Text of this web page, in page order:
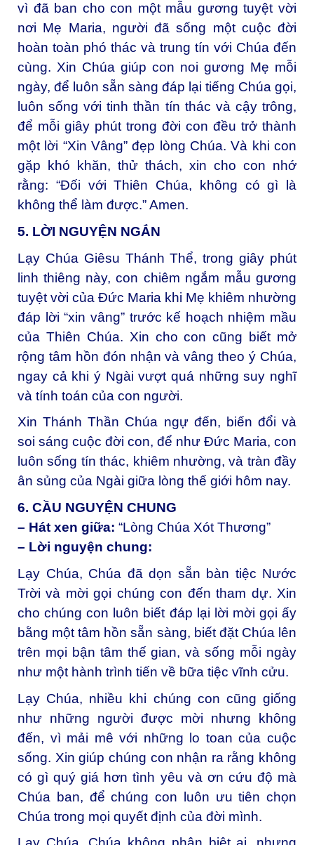
vì đã ban cho con một mẫu gương tuyệt vời
nơi Mẹ Maria, người đã sống một cuộc đời
hoàn toàn phó thác và trung tín với Chúa đến
cùng. Xin Chúa giúp con noi gương Mẹ mỗi
ngày, để luôn sẵn sàng đáp lại tiếng Chúa gọi,
luôn sống với tinh thần tín thác và cậy trông,
để mỗi giây phút trong đời con đều trở thành
một lời “Xin Vâng” đẹp lòng Chúa. Và khi con
gặp khó khăn, thử thách, xin cho con nhớ
rằng: “Đối với Thiên Chúa, không có gì là
không thể làm được.” Amen.
5. LỜI NGUYỆN NGẮN
Lạy Chúa Giêsu Thánh Thể, trong giây phút
linh thiêng này, con chiêm ngắm mẫu gương
tuyệt vời của Đức Maria khi Mẹ khiêm nhường
đáp lời “xin vâng” trước kế hoạch nhiệm mầu
của Thiên Chúa. Xin cho con cũng biết mở
rộng tâm hồn đón nhận và vâng theo ý Chúa,
ngay cả khi ý Ngài vượt quá những suy nghĩ
và tính toán của con người.
Xin Thánh Thần Chúa ngự đến, biến đổi và
soi sáng cuộc đời con, để như Đức Maria, con
luôn sống tín thác, khiêm nhường, và tràn đầy
ân sủng của Ngài giữa lòng thế giới hôm nay.
6. CẦU NGUYỆN CHUNG
– Hát xen giữa: “Lòng Chúa Xót Thương”
– Lời nguyện chung:
Lạy Chúa, Chúa đã dọn sẵn bàn tiệc Nước
Trời và mời gọi chúng con đến tham dự. Xin
cho chúng con luôn biết đáp lại lời mời gọi ấy
bằng một tâm hồn sẵn sàng, biết đặt Chúa lên
trên mọi bận tâm thế gian, và sống mỗi ngày
như một hành trình tiến về bữa tiệc vĩnh cửu.
Lạy Chúa, nhiều khi chúng con cũng giống
như những người được mời nhưng không
đến, vì mải mê với những lo toan của cuộc
sống. Xin giúp chúng con nhận ra rằng không
có gì quý giá hơn tình yêu và ơn cứu độ mà
Chúa ban, để chúng con luôn ưu tiên chọn
Chúa trong mọi quyết định của đời mình.